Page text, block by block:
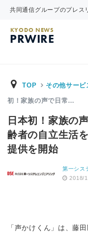
共同通信グループのプレス
KYODO NEWS
PRWIRE
TOP その他サービ
初！家族の声で日常…
日本初！家族の
齢者の自立生活
提供を開始
第一シス
2018/
「声かけくん」は、藤